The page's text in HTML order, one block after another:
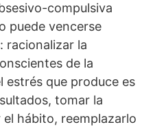
compulsiva
puede vencerse
racionalizar la
de la
estrés que produce es
tomar la
hábito, reemplazarlo